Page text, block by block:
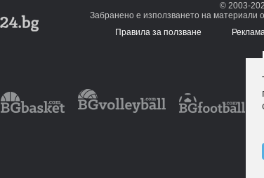
© 2003-
Забранено е използването на материали
Правила за ползване